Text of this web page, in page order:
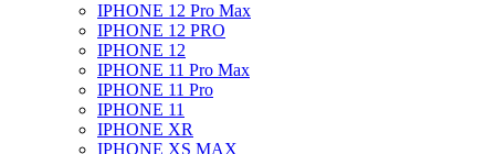
IPHONE 12 Pro Max
IPHONE 12 PRO
IPHONE 12
IPHONE 11 Pro Max
IPHONE 11 Pro
IPHONE 11
IPHONE XR
IPHONE XS MAX